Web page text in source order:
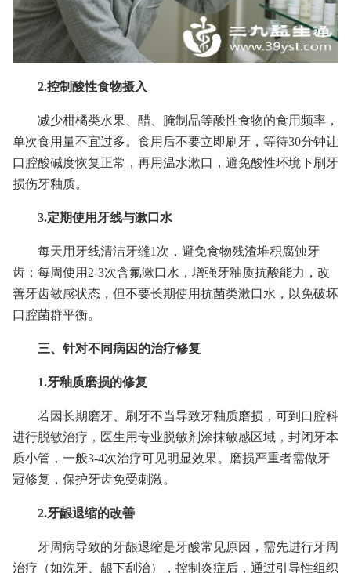
2.控制酸性食物摄入
减少柑橘类水果、醋、腌制品等酸性食物的食用频率，
单次食用量不宜过多。食用后不要立即刷牙，等待30分钟让
口腔酸碱度恢复正常，再用温水漱口，避免酸性环境下刷牙
损伤牙釉质。
3.定期使用牙线与漱口水
每天用牙线清洁牙缝1次，避免食物残渣堆积腐蚀牙
齿；每周使用2-3次含氟漱口水，增强牙釉质抗酸能力，改
善牙齿敏感状态，但不要长期使用抗菌类漱口水，以免破坏
口腔菌群平衡。
三、针对不同病因的治疗修复
1.牙釉质磨损的修复
若因长期磨牙、刷牙不当导致牙釉质磨损，可到口腔科
进行脱敏治疗，医生用专业脱敏剂涂抹敏感区域，封闭牙本
质小管，一般3-4次治疗可见明显效果。磨损严重者需做牙
冠修复，保护牙齿免受刺激。
2.牙龈退缩的改善
牙周病导致的牙龈退缩是牙酸常见原因，需先进行牙周
治疗（如洗牙、龈下刮治），控制炎症后，通过引导性组织